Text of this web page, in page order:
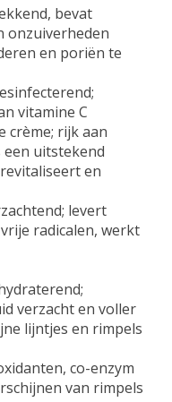
bevat
onzuiverheden
en poriën te
vitamine C
crème; rijk aan
uitstekend
en
levert
radicalen, werkt
verzacht en voller
lijntjes en rimpels
co-enzym
van rimpels